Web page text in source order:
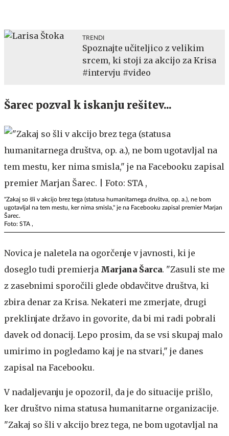
TRENDI
Spoznajte učiteljico z velikim
srcem, ki stoji za akcijo za Krisa
#intervju #video
Šarec pozval k iskanju rešitev...
"Zakaj so šli v akcijo brez tega (statusa humanitarnega društva, op. a.), ne bom
ugotavljal na tem mestu, ker nima smisla," je na Facebooku zapisal premier Marjan
Šarec.
Foto: STA ,
Novica je naletela na ogorčenje v javnosti, ki je
doseglo tudi premierja Marjana Šarca. "Zasuli ste me
z zasebnimi sporočili glede obdavčitve društva, ki
zbira denar za Krisa. Nekateri me zmerjate, drugi
preklinjate državo in govorite, da bi mi radi pobrali
davek od donacij. Lepo prosim, da se vsi skupaj malo
umirimo in pogledamo kaj je na stvari," je danes
zapisal na Facebooku.
V nadaljevanju je opozoril, da je do situacije prišlo,
ker društvo nima statusa humanitarne organizacije.
"Zakaj so šli v akcijo brez tega, ne bom ugotavljal na